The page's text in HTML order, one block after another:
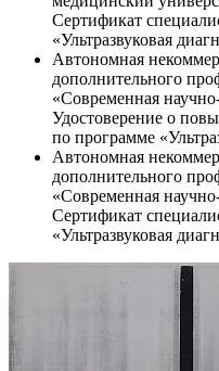
Сертификат
«Ультразвуковая
Автономная
дополнительного
«Современная
Удостоверение о
по программе
Автономная
дополнительного
«Современная
Сертификат
«Ультразвуковая